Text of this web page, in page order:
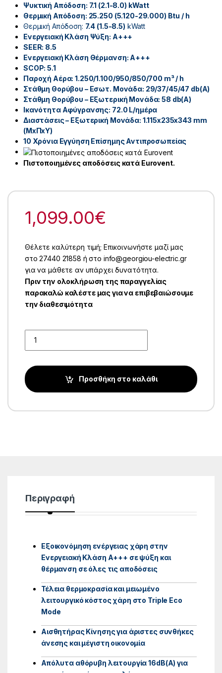
Ψυκτική Απόδοση: 7.1 (2.1-8.0) kWatt
Θερμική Απόδοση: 25.250 (5.120-29.000) Btu / h
Θερμική Απόδοση: 7.4 (1.5-8.5) kWatt
Ενεργειακή Κλάση Ψύξη: A+++
SEER: 8.5
Ενεργειακή Κλάση Θέρμανση: A+++
SCOP: 5.1
Παροχή Αέρα: 1.250/1.100/950/850/700 m³ / h
Στάθμη Θορύβου – Εσωτ. Μονάδα: 29/37/45/47 db(A)
Στάθμη Θορύβου – Εξωτερική Μονάδα: 58 db(A)
Ικανότητα Αφύγρανσης: 72.0 L/ημέρα
Διαστάσεις – Εξωτερική Μονάδα: 1.115x235x343 mm
(MxΠxY)
10 Χρόνια Εγγύηση Επίσημης Αντιπροσωπείας
Πιστοποιημένες αποδόσεις κατά Eurovent.
1,099.00€
Θέλετε καλύτερη τιμή; Επικοινωνήστε μαζί μας
στο 27440 21858 ή στο info@georgiou-electric.gr
για να μάθετε αν υπάρχει δυνατότητα.
Πριν την ολοκλήρωση της παραγγελίας
παρακαλώ καλέστε μας για να επιβεβαιώσουμε
την διαθεσιμότητα
Προσθήκη στο καλάθι
Περιγραφή
Εξοικονόμηση ενέργειας χάρη στην
Ενεργειακή Κλάση Α+++ σε ψύξη και
θέρμανση σε όλες τις αποδόσεις
Τέλεια θερμοκρασία και μειωμένο
λειτουργικό κόστος χάρη στο Triple Eco
Mode
Αισθητήρας Κίνησης για άριστες συνθήκες
άνεσης και μέγιστη οικονομία
Απόλυτα αθόρυβη λειτουργία 16dB(A) για